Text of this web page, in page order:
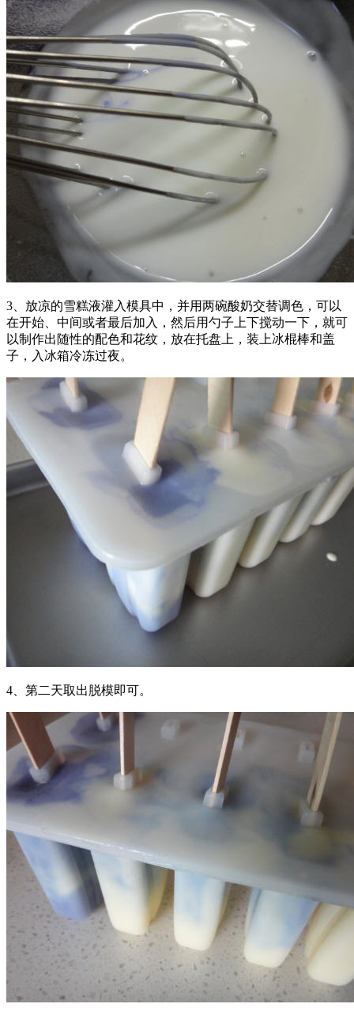
3、放凉的雪糕液灌入模具中，并用两碗酸奶交替调色，可以
在开始、中间或者最后加入，然后用勺子上下搅动一下，就可
以制作出随性的配色和花纹，放在托盘上，装上冰棍棒和盖
子，入冰箱冷冻过夜。
4、第二天取出脱模即可。